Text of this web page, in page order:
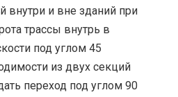
внутри и вне зданий при
трассы внутрь в
под углом 45
из двух секций
переход под углом 90